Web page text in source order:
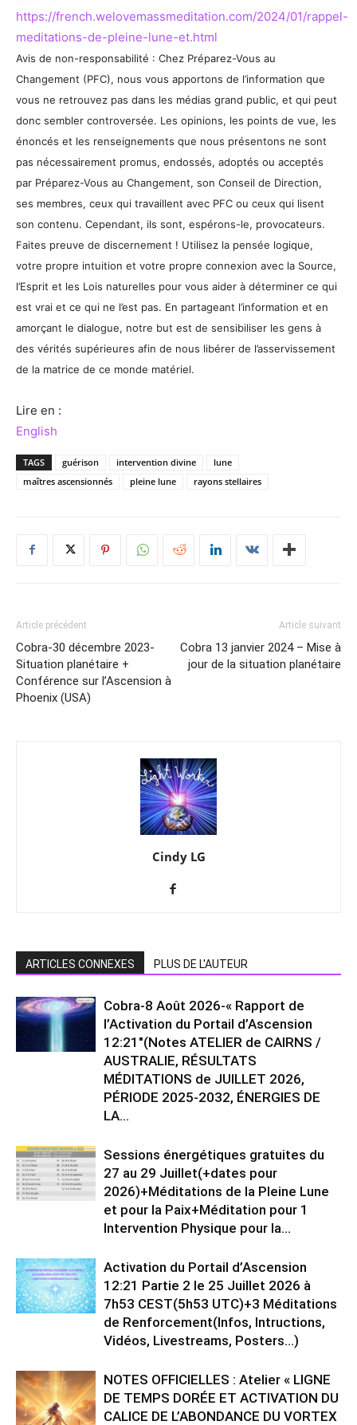
https://french.welovemassmeditation.com/2024/01/rappel-
meditations-de-pleine-lune-et.html
Avis de non-responsabilité : Chez Préparez-Vous au
Changement (PFC), nous vous apportons de l’information que
vous ne retrouvez pas dans les médias grand public, et qui peut
donc sembler controversée. Les opinions, les points de vue, les
énoncés et les renseignements que nous présentons ne sont
pas nécessairement promus, endossés, adoptés ou acceptés
par Préparez-Vous au Changement, son Conseil de Direction,
ses membres, ceux qui travaillent avec PFC ou ceux qui lisent
son contenu. Cependant, ils sont, espérons-le, provocateurs.
Faites preuve de discernement ! Utilisez la pensée logique,
votre propre intuition et votre propre connexion avec la Source,
l’Esprit et les Lois naturelles pour vous aider à déterminer ce qui
est vrai et ce qui ne l’est pas. En partageant l’information et en
amorçant le dialogue, notre but est de sensibiliser les gens à
des vérités supérieures afin de nous libérer de l’asservissement
de la matrice de ce monde matériel.
Lire en :
English
TAGS guérison intervention divine
lune
maîtres ascensionnés
pleine lune rayons stellaires
Article précédent
Cobra-30 décembre 2023-
Situation planétaire +
Conférence sur l’Ascension à
Phoenix (USA)
Article suivant
Cobra 13 janvier 2024 – Mise à
jour de la situation planétaire
Cindy LG
ARTICLES CONNEXES PLUS DE L'AUTEUR
Cobra-8 Août 2026-« Rapport de
l’Activation du Portail d’Ascension
12:21″(Notes ATELIER de CAIRNS /
AUSTRALIE, RÉSULTATS
MÉDITATIONS de JUILLET 2026,
PÉRIODE 2025-2032, ÉNERGIES DE
LA...
Sessions énergétiques gratuites du
27 au 29 Juillet(+dates pour
2026)+Méditations de la Pleine Lune
et pour la Paix+Méditation pour 1
Intervention Physique pour la...
Activation du Portail d’Ascension
12:21 Partie 2 le 25 Juillet 2026 à
7h53 CEST(5h53 UTC)+3 Méditations
de Renforcement(Infos, Intructions,
Vidéos, Livestreams, Posters…)
NOTES OFFICIELLES : Atelier « LIGNE
DE TEMPS DORÉE ET ACTIVATION DU
CALICE DE L’ABONDANCE DU VORTEX